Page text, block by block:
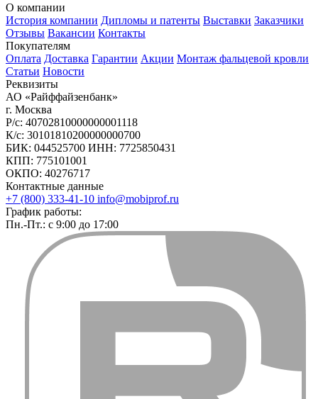
О компании
История компании Дипломы и патенты Выставки Заказчики
Отзывы Вакансии Контакты
Покупателям
Оплата Доставка Гарантии Акции Монтаж фальцевой кровли
Статьи Новости
Реквизиты
АО «Райффайзенбанк»
г. Москва
Р/с: 40702810000000001118
К/с: 30101810200000000700
БИК: 044525700 ИНН: 7725850431
КПП: 775101001
ОКПО: 40276717
Контактные данные
+7 (800) 333-41-10 info@mobiprof.ru
График работы:
Пн.-Пт.: с 9:00 до 17:00